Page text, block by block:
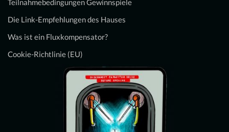
Die Link-Empfehlungen des Hauses
Was ist ein Fluxkompensator?
Cookie-Richtlinie (EU)